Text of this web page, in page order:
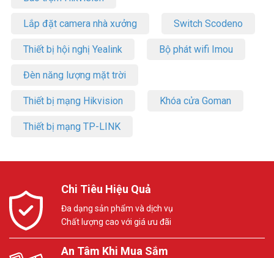
Lắp đặt camera nhà xưởng Switch Scodeno
Thiết bị hội nghị Yealink Bộ phát wifi Imou
Đèn năng lượng mặt trời
Thiết bị mạng Hikvision Khóa cửa Goman
Thiết bị mạng TP-LINK
Chi Tiêu Hiệu Quả
Đa dạng sản phẩm và dịch vụ
Chất lượng cao với giá ưu đãi
An Tâm Khi Mua Sắm